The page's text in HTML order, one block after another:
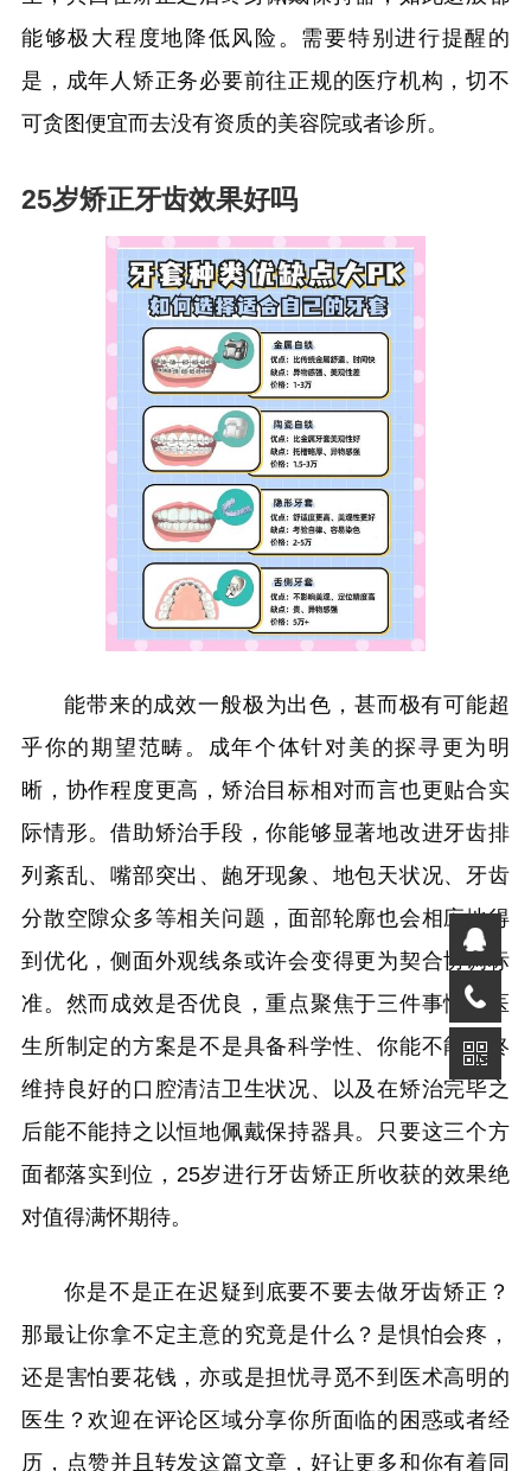
能够极大程度地降低风险。需要特别进行提醒的
是，成年人矫正务必要前往正规的医疗机构，切不
可贪图便宜而去没有资质的美容院或者诊所。
25岁矫正牙齿效果好吗
能带来的成效一般极为出色，甚而极有可能超
乎你的期望范畴。成年个体针对美的探寻更为明
晰，协作程度更高，矫治目标相对而言也更贴合实
际情形。借助矫治手段，你能够显著地改进牙齿排
列紊乱、嘴部突出、龅牙现象、地包天状况、牙齿
分散空隙众多等相关问题，面部轮廓也会相应地得
到优化，侧面外观线条或许会变得更为契合协调标
准。然而成效是否优良，重点聚焦于三件事情：医
生所制定的方案是不是具备科学性、你能不能始终
维持良好的口腔清洁卫生状况、以及在矫治完毕之
后能不能持之以恒地佩戴保持器具。只要这三个方
面都落实到位，25岁进行牙齿矫正所收获的效果绝
对值得满怀期待。
你是不是正在迟疑到底要不要去做牙齿矫正？
那最让你拿不定主意的究竟是什么？是惧怕会疼，
还是害怕要花钱，亦或是担忧寻觅不到医术高明的
医生？欢迎在评论区域分享你所面临的困惑或者经
历，点赞并且转发这篇文章，好让更多和你有着同